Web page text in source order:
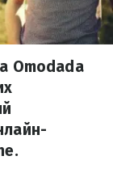
Omodada